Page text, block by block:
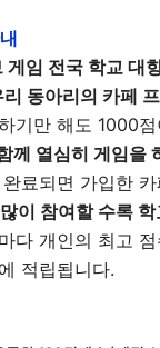
게임 전국 학교 대
리 동아리의 카페
기만 해도 1000
께 열심히 게임을
료되면 가입한
이 참여할 수록
다 개인의 최고
적립됩니다.